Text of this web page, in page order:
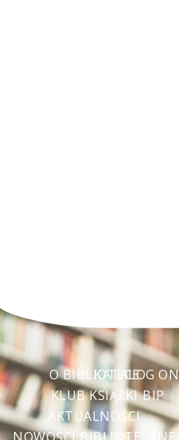
O BIBLIOTECE
KLUB KSIĄŻKI
AKTUALNOŚCI
NOWOŚCI BIBLIOTECZNE
KATALOG
BIP